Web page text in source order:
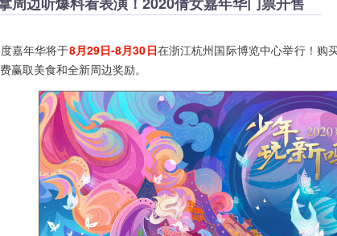
年华将于8月29日-8月30日在浙江杭州国际博览中心举行！购
赢取美食和全新周边奖励。